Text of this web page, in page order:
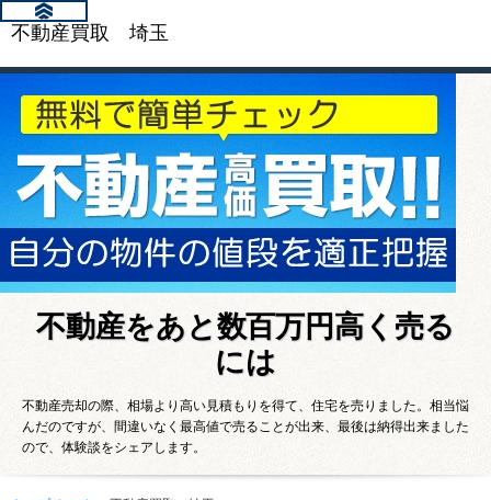
不動産買取 埼玉
不動産をあと数百万円高く売る
には
不動産売却の際、相場より高い見積もりを得て、住宅を売りました。相当悩
んだのですが、間違いなく最高値で売ることが出来、最後は納得出来ました
ので、体験談をシェアします。